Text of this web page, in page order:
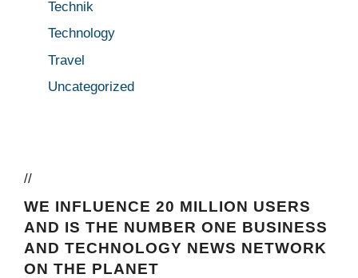
Technik
Technology
Travel
Uncategorized
//
WE INFLUENCE 20 MILLION USERS
AND IS THE NUMBER ONE BUSINESS
AND TECHNOLOGY NEWS NETWORK
ON THE PLANET